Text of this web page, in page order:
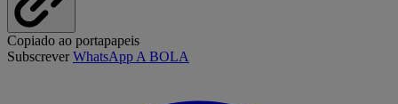
Copiado ao portapapeis
SubscreverWhatsApp A BOLA